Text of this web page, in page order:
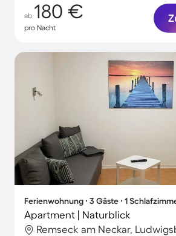
ab 180 €
pro Nacht
Ferienwohnung ∙ 3 Gäste ∙ 1
Apartment | Naturblick